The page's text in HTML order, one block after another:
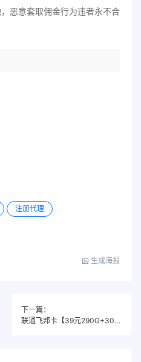
恶意套取佣金行为违者永不合
注册代理
生成海报
下一篇：
联通飞邦卡【39元290G+300分钟】